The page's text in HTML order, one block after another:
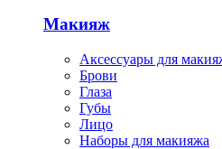
Макияж
Аксессуары для
Брови
Глаза
Губы
Лицо
Наборы для макияжа